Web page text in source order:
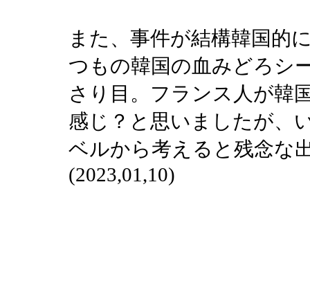
また、事件が結構韓国的
つもの韓国の血みどろシ
さり目。フランス人が韓
感じ？と思いましたが、
ベルから考えると残念な
(2023,01,10)